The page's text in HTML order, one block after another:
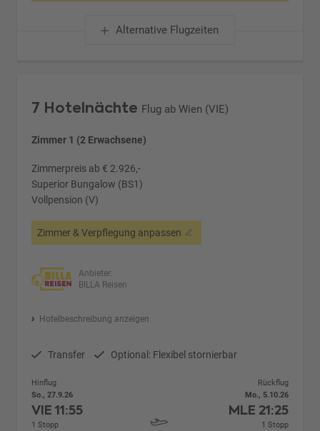
Alternative Flugzeiten
7 Hotelnächte Flug ab Wien (VIE)
Zimmer 1 (2 Erwachsene)
Zimmerpreis ab € 2.926,-
Superior Bungalow (BS1)
Vollpension (V)
Zimmer & Verpflegung anpassen
Anbieter:
BILLA Reisen
Hotelbeschreibung anzeigen
Transfer Optional: Flexibel stornierbar
Hinflug
So., 27.9.26
VIE11:55
1 Stopp
Rückflug
Mo., 5.10.26
MLE 21:25
1 Stopp